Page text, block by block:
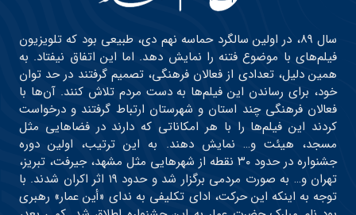
سال ۸۹، در اولین سالگرد حماسه نهم دی، طبیعی بود که تلویزیون
فیلم‌های با موضوع فتنه را نمایش دهد. اما این اتفاق نیفتاد. به
همین دلیل، تعدادی از فعالان فرهنگی، تصمیم گرفتند در حد توان
خود، برای رساندن این فیلم‌ها به دست مردم تلاش کنند. آن‌ها با
فعالان فرهنگی چند استان و شهرستان ارتباط گرفتند و درخواست
کردند این فیلم‌ها را با هر امکاناتی که دارند در فضاهایی مثل
مسجد، هیئت و… نمایش دهند. به این ترتیب، اولین دوره
جشنواره در حدود ۳۰ نقطه از شهرهایی مثل مشهد، جیرفت، تبریز،
تهران و… به صورت مردمی برگزار شد و حدود ۱۹ اثر اکران شدند. با
توجه به اینکه این حرکت، ادای تکلیفی به ندای «أین عمار» رهبری